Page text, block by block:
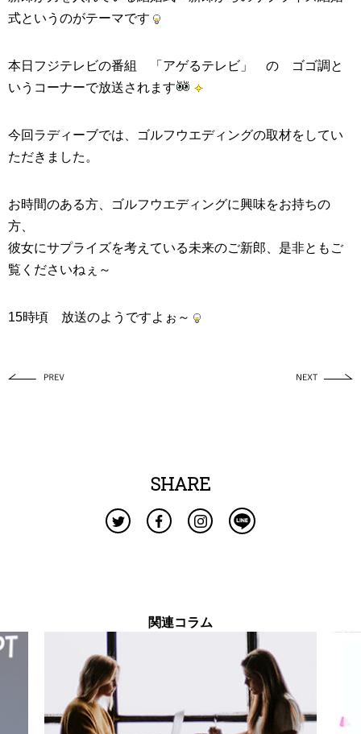
式というのがテーマです
本日フジテレビの番組 「 アゲるテレビ 」 の ゴゴ調 と
いうコーナーで放送されます
今回ラディーブでは、 ゴルフウエディングの取材をしてい
ただきました。
お時間のある方、 ゴルフウエディングに興味をお持ちの
方、
彼女にサプライズを考えている未来のご新郎、是非ともご
覧くださいねぇ～
15時頃 放送のようですよぉ～
SHARE
関連コラム